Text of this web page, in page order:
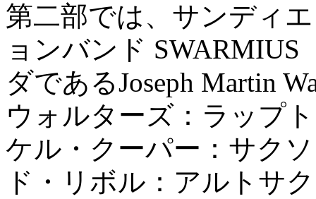
第⼆部では、サンディ
ョンバンド
ダであるJoseph Martin
ウォルターズ：ラップ
ケル・クーパー：サク
ド・リボル：アルトサ